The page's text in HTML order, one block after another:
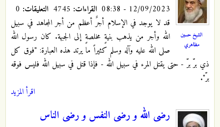
الشيخ حسين
مظاهري
12/09/2023 - 08:38 القراءات: التعليقات:
قد لا يوجد في الإسلام أجرٌ أعظم من أجر المجاهد في سبيل
الله وأجر من يذهب بنيةٍ مخلصةٍ إلى الجبهة. كان رسول الله
صلى الله عليه وآله وسلم كثيراً ما يرتد هذه العبارة: "فوق كل
ذي برّ برّ - حتى يقتل المرء في سبيل الله - فإذا قتل في سبيل الله فليس فوقه
برّ".
اقرأ المزيد
رضى الله و رضى النفس و رضى الناس